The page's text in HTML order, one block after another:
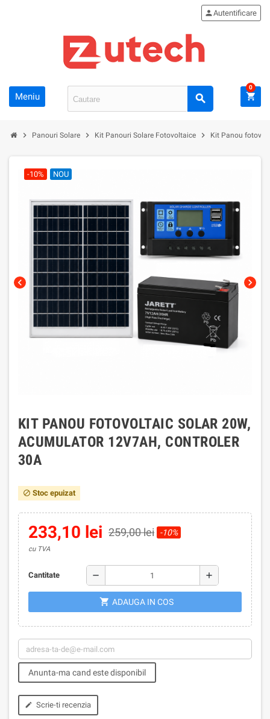
Meniu search
personAutentificare
shopping_cart
0
chevron_right Panouri Solare chevron_right Kit Panouri Solare Fotovoltaice chevron_right Kit Panou
chevron_left chevron_right
-10% NOU
KIT PANOU FOTOVOLTAIC SOLAR 20W,
ACUMULATOR 12V7AH, CONTROLER
30A
block Stoc epuizat
233,10 lei 259,00 lei -10%
cu TVA
Cantitate remove add
shopping_cart ADAUGA IN COS
Anunta-ma cand este disponibil
edit Scrie-ti recenzia